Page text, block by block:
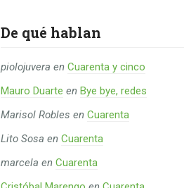
De qué hablan
piolojuvera enCuarenta y cinco
Mauro Duarte enBye bye, redes
Marisol Robles enCuarenta
Lito Sosa enCuarenta
marcela enCuarenta